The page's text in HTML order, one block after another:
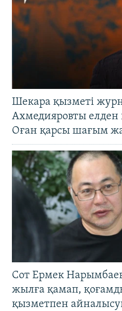
Шекара қызметі
Ахмедияровты
Оған қарсы шағым
Сот Ермек
жылға қамап,
қызметпен